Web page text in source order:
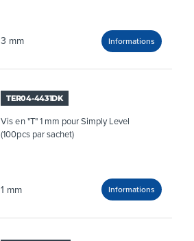
3 mm
TER04-4431DK
Vis en "T" 1 mm pour Simply Level
(100pcs par sachet)
1 mm